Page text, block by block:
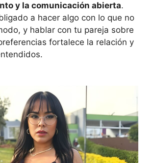
y la comunicación abierta.
a hacer algo con lo que no
y hablar con tu pareja sobre
fortalece la relación y